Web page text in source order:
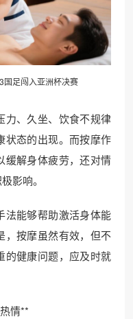
国足闯入亚洲杯决赛
力、久坐、饮食不规律
状态的出现。而按摩作
缓解身体疲劳，还对情
影响。
法能够帮助激活身体能
，按摩虽然有效，但不
的健康问题，应及时就
情**